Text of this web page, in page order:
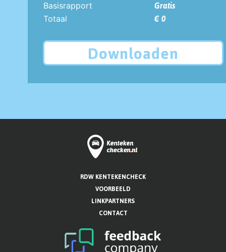
Basisrapport
Gratis
Totaal
€ 0
Downloaden
RDW KENTEKENCHECK
VOORBEELD
LINKPARTNERS
CONTACT